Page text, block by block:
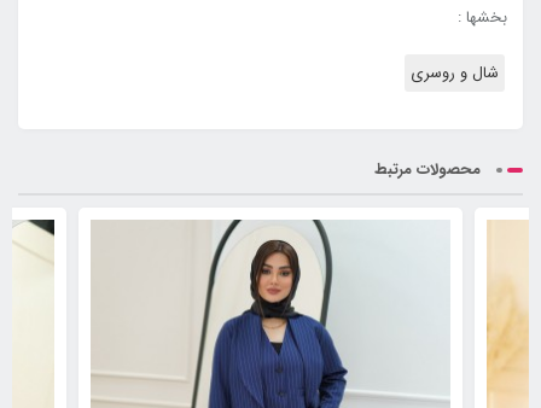
بخشها :
شال و روسری
محصولات مرتبط